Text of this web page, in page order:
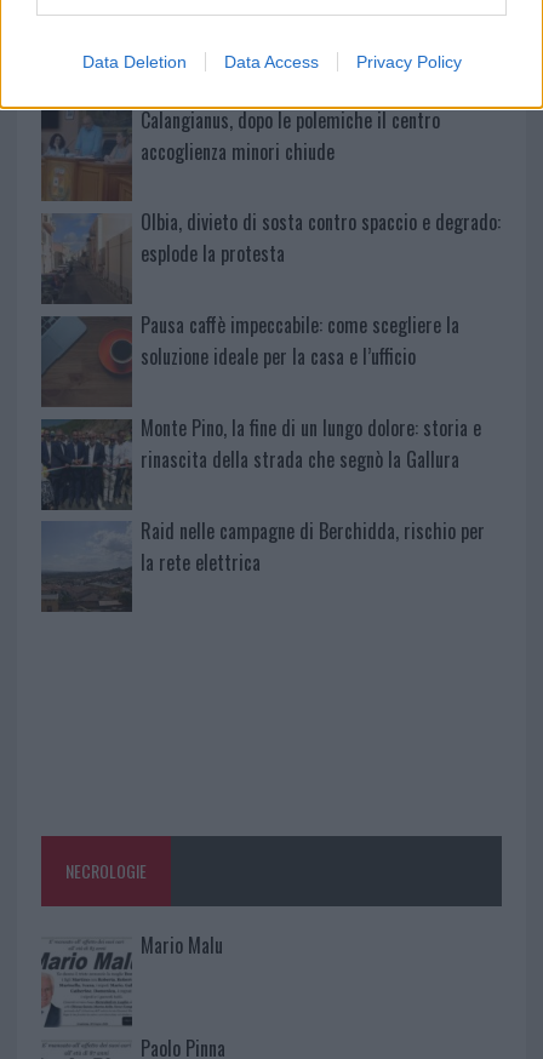
Data Deletion Data Access Privacy Policy
Michelle Hunziker in Gallura, bella anche dal
vivo: un amico vip svela come fa
Calangianus, dopo le polemiche il centro
accoglienza minori chiude
Olbia, divieto di sosta contro spaccio e degrado:
esplode la protesta
Pausa caffè impeccabile: come scegliere la
soluzione ideale per la casa e l’ufficio
Monte Pino, la fine di un lungo dolore: storia e
rinascita della strada che segnò la Gallura
Raid nelle campagne di Berchidda, rischio per
la rete elettrica
NECROLOGIE
Mario Malu
Paolo Pinna